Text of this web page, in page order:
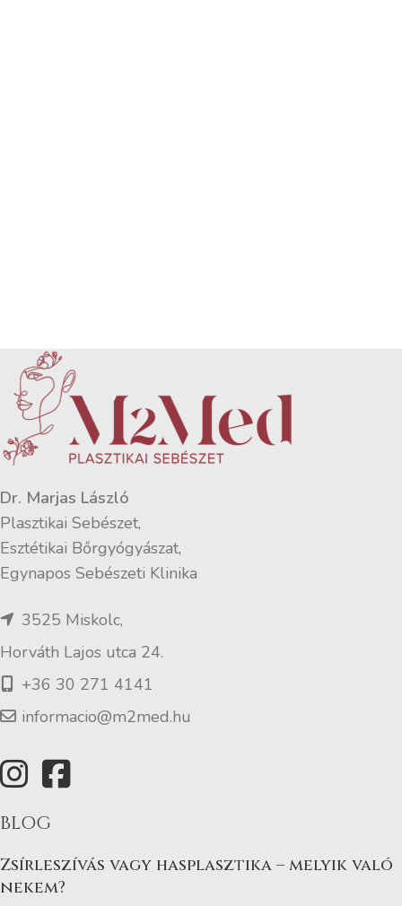
Dr. Marjas László
Plasztikai Sebészet,
Esztétikai Bőrgyógyászat,
Egynapos Sebészeti Klinika
3525 Miskolc,
Horváth Lajos utca 24.
+36 30 271 4141
informacio@m2med.hu
BLOG
Zsírleszívás vagy hasplasztika – melyik való
nekem?